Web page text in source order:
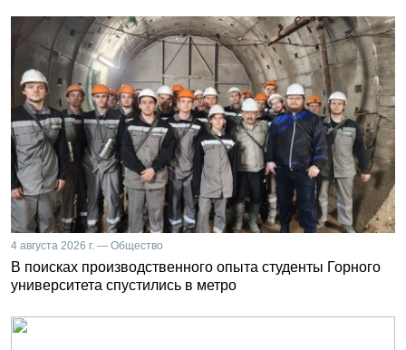
4 августа 2026 г. — Общество
В поисках производственного опыта студенты Горного
университета спустились в метро